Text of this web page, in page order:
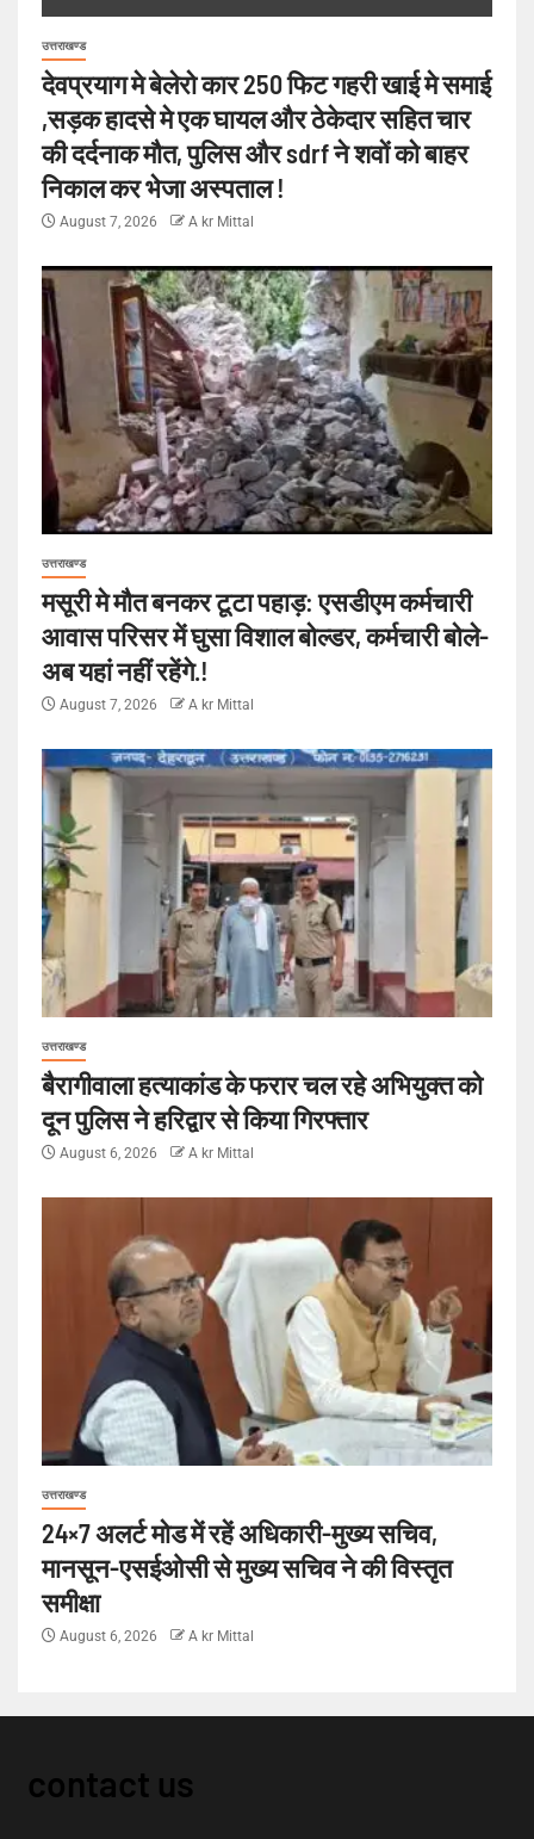
उत्तराखण्ड
देवप्रयाग मे बेलेरो कार 250 फिट गहरी खाई मे समाई
,सड़क हादसे मे एक घायल और ठेकेदार सहित चार
की दर्दनाक मौत, पुलिस और sdrf ने शवों को बाहर
निकाल कर भेजा अस्पताल !
August 7, 2026 A kr Mittal
उत्तराखण्ड
मसूरी मे मौत बनकर टूटा पहाड़: एसडीएम कर्मचारी
आवास परिसर में घुसा विशाल बोल्डर, कर्मचारी बोले-
अब यहां नहीं रहेंगे.!
August 7, 2026 A kr Mittal
उत्तराखण्ड
बैरागीवाला हत्याकांड के फरार चल रहे अभियुक्त को
दून पुलिस ने हरिद्वार से किया गिरफ्तार
August 6, 2026 A kr Mittal
उत्तराखण्ड
24×7 अलर्ट मोड में रहें अधिकारी-मुख्य सचिव,
मानसून-एसईओसी से मुख्य सचिव ने की विस्तृत
समीक्षा
August 6, 2026 A kr Mittal
contact us